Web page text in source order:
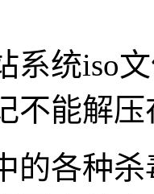
统iso文
不能解
各种杀